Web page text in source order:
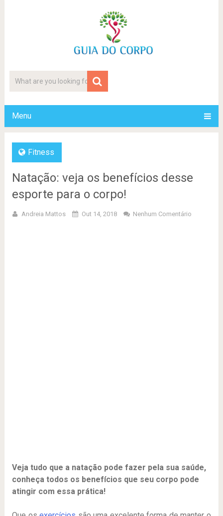
Menu
Fitness
Natação: veja os benefícios desse
esporte para o corpo!
Andreia Mattos Out 14, 2018 Nenhum Comentário
Veja tudo que a natação pode fazer pela sua saúde,
conheça todos os benefícios que seu corpo pode
atingir com essa prática!